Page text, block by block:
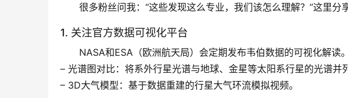
很多粉丝问我：“这些发现这么专业，我们该怎么理解？”这里分
1. 关注官方数据可视化平台
NASA和ESA（欧洲航天局）会定期发布韦伯数据的可视化解读。
– 光谱图对比 ：将系外行星光谱与地球、金星等太阳系行星的光谱并
– 3D大气模型 ：基于数据重建的行星大气环流模拟视频。